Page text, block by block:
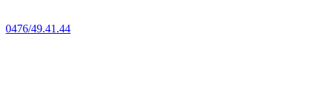
0476/49.41.44